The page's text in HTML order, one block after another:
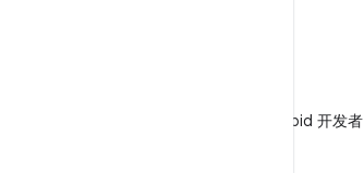
在微信中关注 Android 开发者